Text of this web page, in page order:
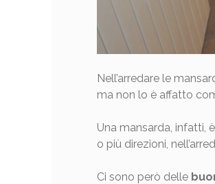
Nell’arredare le
ma non lo è affatto
Una mansarda, infatti,
o più direzioni,
Ci sono però delle